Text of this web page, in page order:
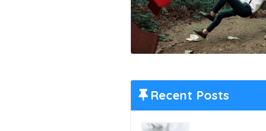
Recent Posts